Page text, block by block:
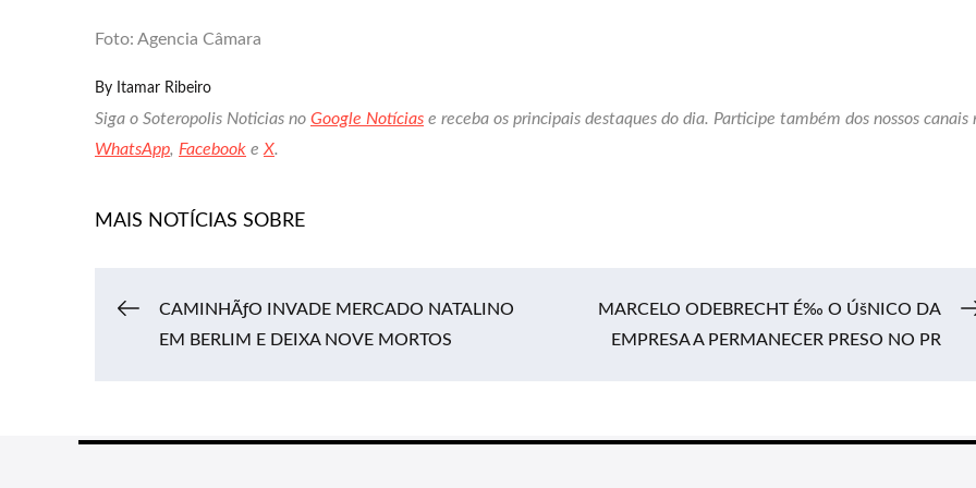
Foto: Agencia Câmara
By Itamar Ribeiro
Siga o Soteropolis Noticias no Google Notícias e receba os principais destaques do dia. Participe também dos nossos canais
WhatsApp, Facebook e X.
MAIS NOTÍCIAS SOBRE
Navegação
Post
CAMINHÃƒO INVADE MERCADO NATALINO
EM BERLIM E DEIXA NOVE MORTOS
MARCELO ODEBRECHT É‰ O ÚšNICO DA
EMPRESA A PERMANECER PRESO NO PR